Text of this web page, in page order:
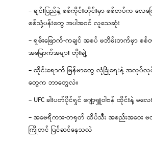
– ချင်းပြည်နဲ့ စစ်ကိုင်းတိုင်းမှာ စစ်တပ်က လေ
စစ်သုံ့ပန်းတွေ အပါအဝင် လူသေဆုံး
– ရှမ်းမြောက်-ကချင် အစပ် မဘိမ်းဘက်မှာ စ
အမြောက်အများ တိုးချဲ့
– ထိုင်းရောက် မြန်မာတွေ လုံခြုံရေးနဲ့ အလု
တွေက ဘာတွေလဲ။
– UFC ခါးပတ်ပိုင်ရှင် ဂျော့ရှူဝါဗန် ထိုင်းနဲ့ မ
– အမေရိကား-တရုတ် ထိပ်သီး အစည်းအဝေး
ကြိုတင် ပြင်ဆင်နေသလဲ